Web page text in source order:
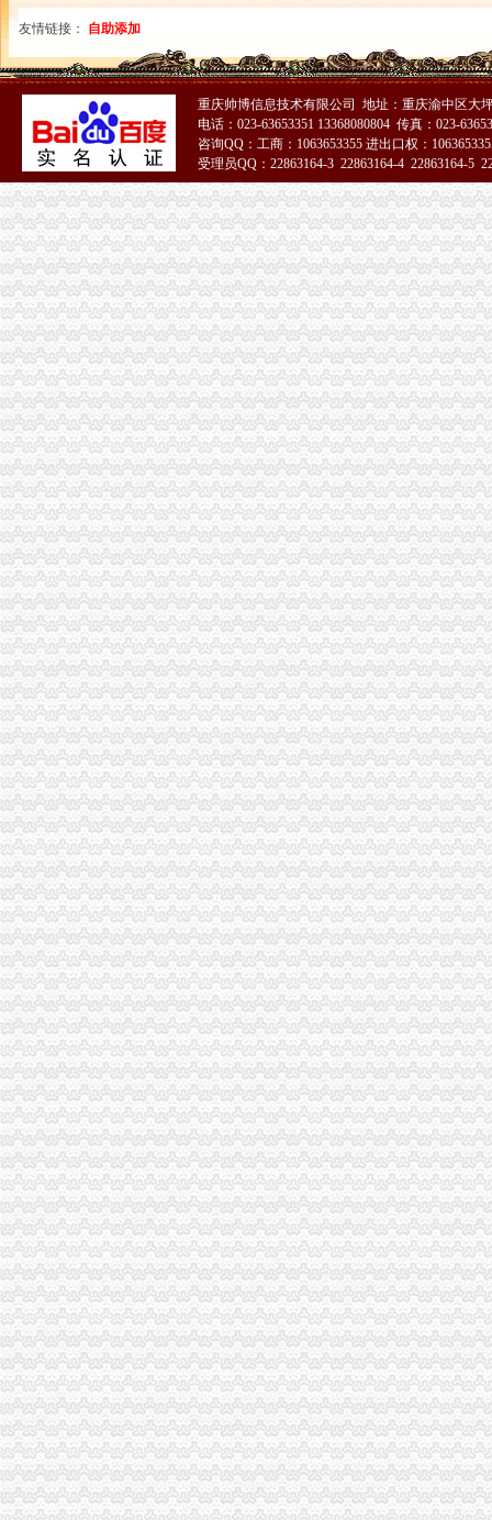
友情链接： 自助添加
重庆帅博信息技术有限公司 地址：重庆渝中区大
电话：023-63653351 13368080804 传真：023-
咨询QQ：工商：1063653355 进出口权：
受理员QQ：22863164-3 22863164-4 22863164-5
51La